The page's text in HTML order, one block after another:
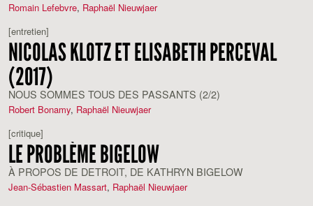
Romain Lefebvre, Raphaël Nieuwjaer
[entretien]
NICOLAS KLOTZ ET ELISABETH PERCEVAL
(2017)
NOUS SOMMES TOUS DES PASSANTS (2/2)
Robert Bonamy, Raphaël Nieuwjaer
[critique]
LE PROBLÈME BIGELOW
À PROPOS DE DETROIT, DE KATHRYN BIGELOW
Jean-Sébastien Massart, Raphaël Nieuwjaer